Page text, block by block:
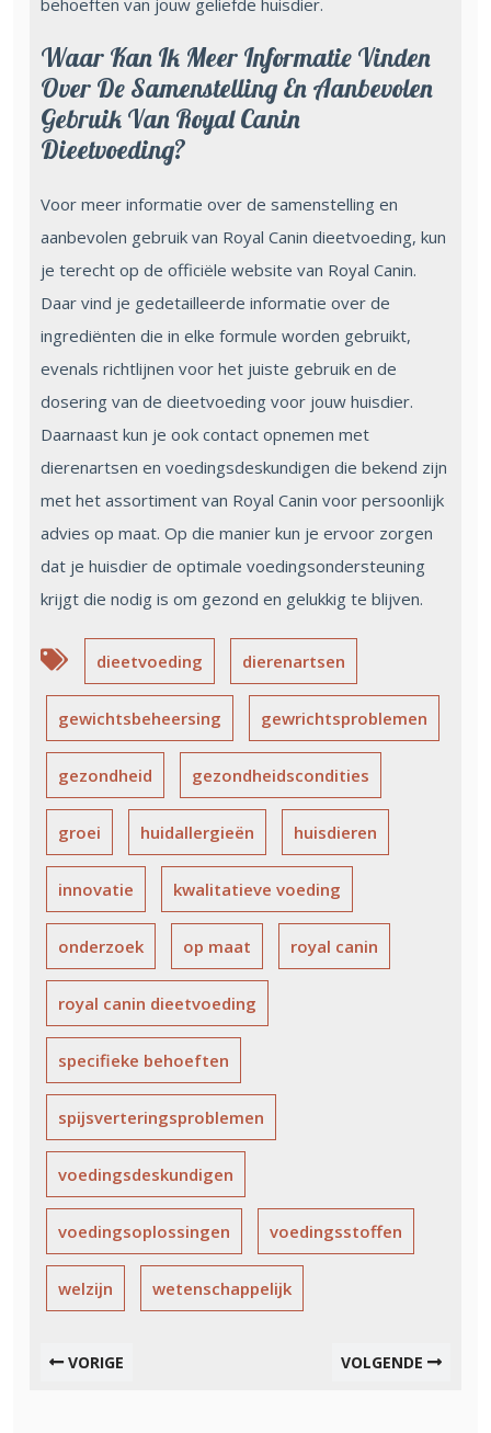
behoeften van jouw geliefde huisdier.
Waar Kan Ik Meer Informatie Vinden
Over De Samenstelling En Aanbevolen
Gebruik Van Royal Canin
Dieetvoeding?
Voor meer informatie over de samenstelling en
aanbevolen gebruik van Royal Canin dieetvoeding, kun
je terecht op de officiële website van Royal Canin.
Daar vind je gedetailleerde informatie over de
ingrediënten die in elke formule worden gebruikt,
evenals richtlijnen voor het juiste gebruik en de
dosering van de dieetvoeding voor jouw huisdier.
Daarnaast kun je ook contact opnemen met
dierenartsen en voedingsdeskundigen die bekend zijn
met het assortiment van Royal Canin voor persoonlijk
advies op maat. Op die manier kun je ervoor zorgen
dat je huisdier de optimale voedingsondersteuning
krijgt die nodig is om gezond en gelukkig te blijven.
dieetvoeding dierenartsen
gewichtsbeheersing gewrichtsproblemen
gezondheid gezondheidscondities
groei huidallergieën huisdieren
innovatie kwalitatieve voeding
onderzoek op maat royal canin
royal canin dieetvoeding
specifieke behoeften
spijsverteringsproblemen
voedingsdeskundigen
voedingsoplossingen voedingsstoffen
welzijn wetenschappelijk
VORIGE VOLGENDE